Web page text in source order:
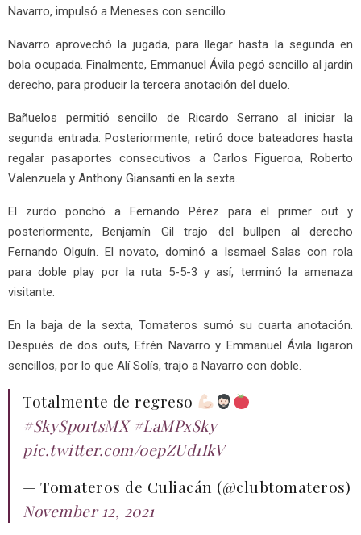
Navarro, impulsó a Meneses con sencillo.
Navarro aprovechó la jugada, para llegar hasta la segunda en
bola ocupada. Finalmente, Emmanuel Ávila pegó sencillo al jardín
derecho, para producir la tercera anotación del duelo.
Bañuelos permitió sencillo de Ricardo Serrano al iniciar la
segunda entrada. Posteriormente, retiró doce bateadores hasta
regalar pasaportes consecutivos a Carlos Figueroa, Roberto
Valenzuela y Anthony Giansanti en la sexta.
El zurdo ponchó a Fernando Pérez para el primer out y
posteriormente, Benjamín Gil trajo del bullpen al derecho
Fernando Olguín. El novato, dominó a Issmael Salas con rola
para doble play por la ruta 5-5-3 y así, terminó la amenaza
visitante.
En la baja de la sexta, Tomateros sumó su cuarta anotación.
Después de dos outs, Efrén Navarro y Emmanuel Ávila ligaron
sencillos, por lo que Alí Solís, trajo a Navarro con doble.
Totalmente de regreso
#SkySportsMX #LaMPxSky
pic.twitter.com/0epZUd1IkV
— Tomateros de Culiacán (@clubtomateros)
November 12, 2021